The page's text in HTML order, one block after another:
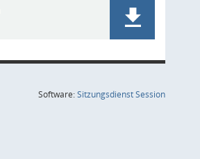
Software:SitzungsdienstSession(Wird in